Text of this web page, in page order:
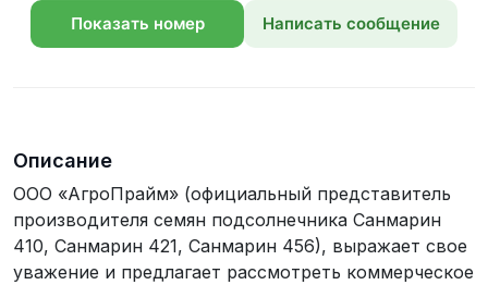
Показать номер Написать сообщение
Описание
ООО «АгроПрайм» (официальный представитель
производителя семян подсолнечника Санмарин
410, Санмарин 421, Санмарин 456), выражает свое
уважение и предлагает рассмотреть коммерческое